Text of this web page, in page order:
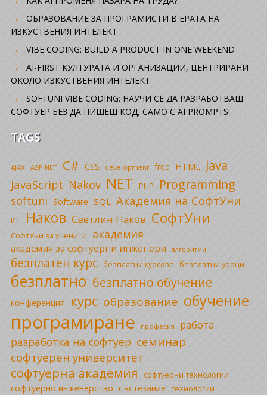
ОБРАЗОВАНИЕ ЗА ПРОГРАМИСТИ В ЕРАТА НА
ИЗКУСТВЕНИЯ ИНТЕЛЕКТ
VIBE CODING: BUILD A PRODUCT IN ONE WEEKEND
AI-FIRST КУЛТУРАТА И ОРГАНИЗАЦИИ, ЦЕНТРИРАНИ
ОКОЛО ИЗКУСТВЕНИЯ ИНТЕЛЕКТ
SOFTUNI VIBE CODING: НАУЧИ СЕ ДА РАЗРАБОТВАШ
СОФТУЕР БЕЗ ДА ПИШЕШ КОД, САМО С AI PROMPTS!
TAGS
AJAX ASP.NET C# CSS development free HTML Java
JavaScript Nakov NET PHP Programming
softuni Software SQL Академия на СофтУни
ИТ Наков Светлин Наков СофтУни
СофтУни за ученици академия
академия за софтуерни инженери алгоритми
безплатен курс безплатни курсове безплатни уроци
безплатно безплатно обучение
конференция курс образование обучение
програмиране професия работа
разработка на софтуер семинар
софтуерен университет
софтуерна академия софтуерни технологии
софтуерно инженерство състезание технологии